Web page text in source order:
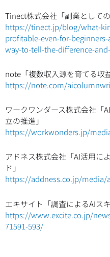
Tinect株式会社「副業として
https://tinect.jp/blog/what-
profitable-even-for-
way-to-tell-the-difference-
note「複数収入源を育てる収
https://note.com/
ワークワンダース株式会社「
立の推進」
https://workwonders.jp/
アドネス株式会社「AI活用に
ド」
https://addness.co.jp/media/
エキサイト「調査によるAIス
https://www.excite.co.jp/
71591-593/